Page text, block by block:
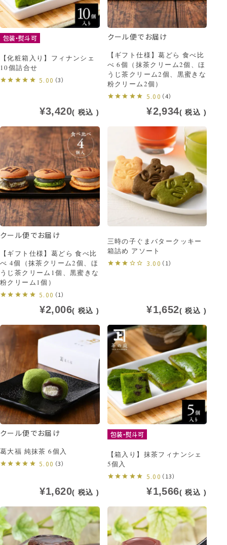
包装・熨斗可
【化粧箱入り】フィナンシェ
10個詰合せ
5.00 （3）
¥3,420 税込
クール便でお届け
【ギフト仕様】葛どら 食べ比
べ 6個（抹茶クリーム2個、ほ
うじ茶クリーム2個、黒蜜きな
粉クリーム2個）
5.00 （4）
¥2,934 税込
クール便でお届け
【ギフト仕様】葛どら 食べ比
べ 4個（抹茶クリーム2個、ほ
うじ茶クリーム1個、黒蜜きな
粉クリーム1個）
5.00 （1）
¥2,006 税込
三時の子ぐまバタークッキー
箱詰め アソート
3.00 （1）
¥1,652 税込
クール便でお届け
葛大福 純抹茶 6個入
5.00 （3）
¥1,620 税込
包装・熨斗可
【箱入り】抹茶フィナンシェ
5個入
5.00 （13）
¥1,566 税込